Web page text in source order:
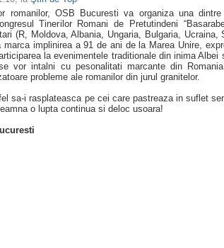
romanilor, OSB Bucuresti va organiza una
Tinerilor Romani de Pretutindeni
(R, Moldova, Albania, Ungaria, Bulgaria, Ucraina,
implinirea a 91 de ani de la Marea Unire,
la evenimentele traditionale din inima Albei
vor intalni cu pesonalitati marcante din
probleme ale romanilor din jurul granitelor.
sa-i rasplateasca pe cei care pastreaza in suflet
o lupta continua si deloc usoara!